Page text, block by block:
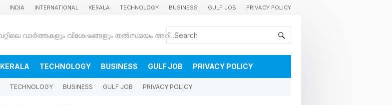
INDIA INTERNATIONAL KERALA TECHNOLOGY BUSINESS GULF JOB PRIVACY POLICY
കുവൈറ്റിലെ വാർത്തകളും വിശേഷങ്ങളും തൽസമയം അറിയാൻ
KERALA TECHNOLOGY BUSINESS GULF JOB PRIVACY POLICY
TECHNOLOGY BUSINESS GULF JOB PRIVACY POLICY